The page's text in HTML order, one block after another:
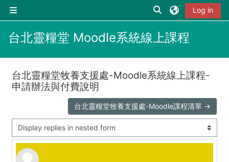
Side panel
Toggle search
Log in
台北靈糧堂 Moodle系統線上課程
台北靈糧堂牧養支援處-Moodle系統線上課程-
申請辦法與付費說明
台北靈糧堂牧養支援處-Moodle課程清單 →
Display mode